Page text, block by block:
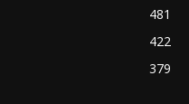
481
422
379